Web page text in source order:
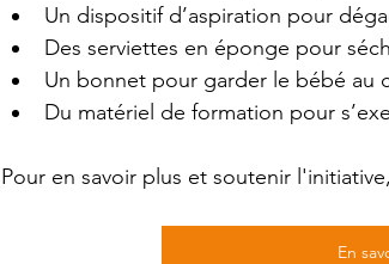
Un dispositif d’aspiration pour
Des serviettes en éponge pour
Un bonnet pour garder le bébé au
Du matériel de formation pour
Pour en savoir plus et soutenir
En